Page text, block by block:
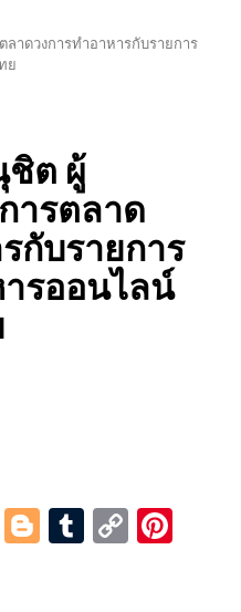
าดวงการทำอาหารกับรายการ
ย
ต ผู้
ารตลาด
กับรายการ
รออนไลน์
EmailBlogger
Tumblr
Copy